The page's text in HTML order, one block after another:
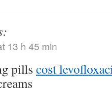
13 h 45 min
pills cost